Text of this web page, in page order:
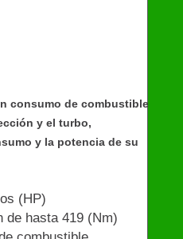
consumo de combustible
y el turbo,
y la potencia de su
(HP)
de hasta 419 (Nm)